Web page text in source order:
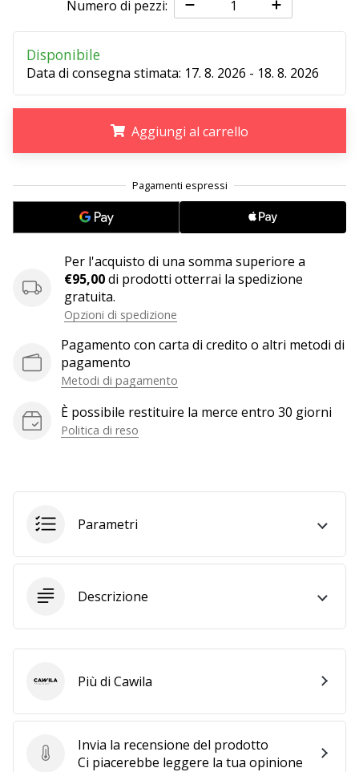
program
tuo
sito
personale,
pagina
Facebook
un
Fa’
generino
profitto.
Unisciti
al…
Numero di pezzi:
Disponibile
Data di consegna stimata: 17. 8. 2026 - 18. 8. 2026
Aggiungi al carrello
Per l'acquisto di una somma superiore a
€95,00di prodotti otterrai la spedizione
gratuita.
Opzioni di spedizione
Pagamento con carta di credito o altri metodi di
pagamento
Metodi di pagamento
È possibile restituire la merce entro 30 giorni
Politica di reso
Parametri
Descrizione
Invia la recensione del prodotto
Invia la recensione del prodotto
Ci piacerebbe leggere la tua opinione
CawilaPiù di Cawila